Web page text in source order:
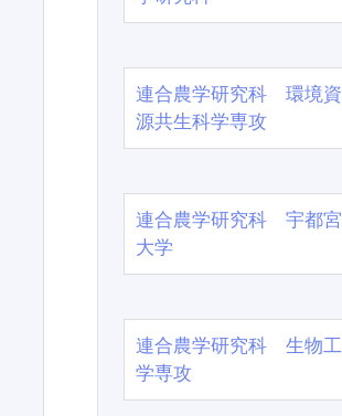
連合農学研究科 環境資
源共生科学専攻
連合農学研究科 宇都宮
大学
連合農学研究科 生物工
学専攻